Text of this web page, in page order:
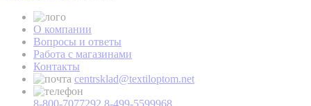
О компании
Вопросы и ответы
Работа с магазинами
Контакты
centrsklad@textiloptom.net
8-800-7077292 8-499-5599968